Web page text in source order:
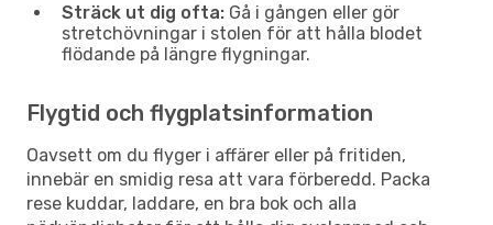
Sträck ut dig ofta: Gå i gången eller gör
stretchövningar i stolen för att hålla blodet
flödande på längre flygningar.
Flygtid och flygplatsinformation
Oavsett om du flyger i affärer eller på fritiden,
innebär en smidig resa att vara förberedd. Packa
rese kuddar, laddare, en bra bok och alla